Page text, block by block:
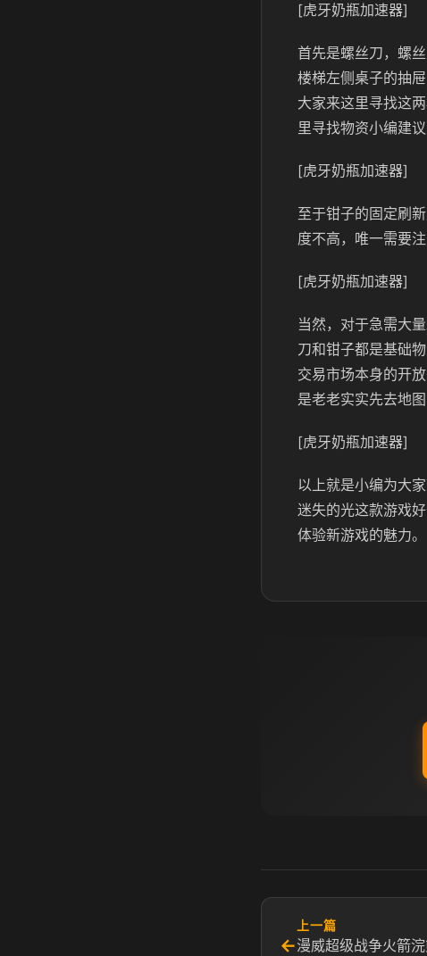
[虎牙奶瓶加速器]
首先是螺丝刀，螺
楼梯左侧桌子的抽
大家来这里寻找这
里寻找物资小编建
[虎牙奶瓶加速器]
至于钳子的固定刷
度不高，唯一需要
[虎牙奶瓶加速器]
当然，对于急需大
刀和钳子都是基础
交易市场本身的开
是老老实实先去地图
[虎牙奶瓶加速器]
以上就是小编为大
迷失的光这款游戏
体验新游戏的魅力。
←
上一篇
漫威超级战争火箭